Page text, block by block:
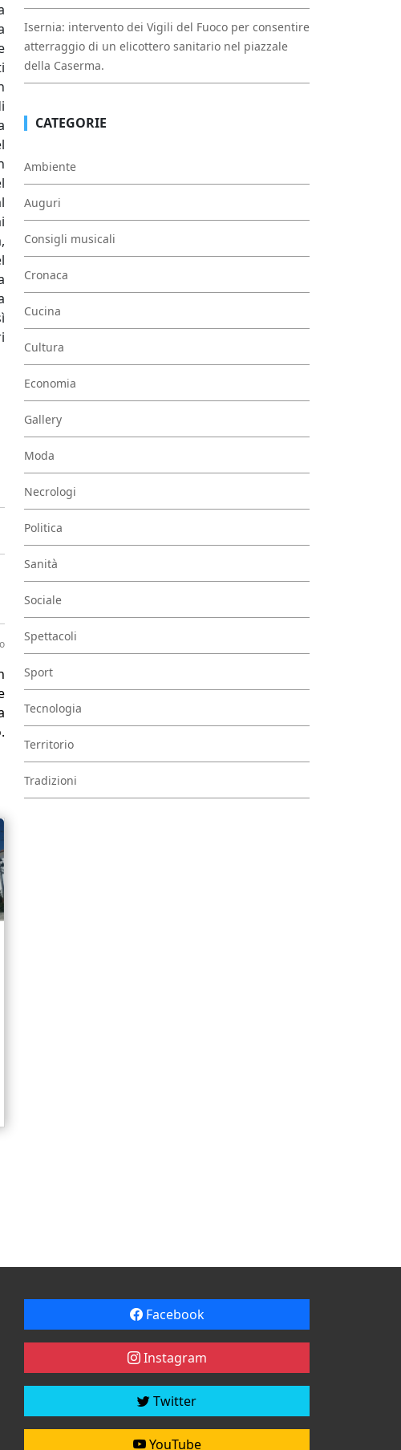
Isernia: intervento dei Vigili del Fuoco per consentire
atterraggio di un elicottero sanitario nel piazzale
della Caserma.
CATEGORIE
Ambiente
Auguri
Consigli musicali
Cronaca
Cucina
Cultura
Economia
Gallery
Moda
Necrologi
Politica
Sanità
Sociale
Spettacoli
Sport
Tecnologia
Territorio
Tradizioni
Facebook
Instagram
Twitter
YouTube